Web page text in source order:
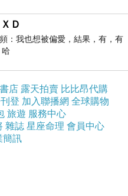
群體和諧，防止人際關係
「緩衝墊」，讓社會成員
明確的責任歸屬。這種傾
關：在群體之中，維繫和
一方面，它確實減少了衝
，卻可能導致責任不清，
以「事情發生」來表述，
任意識亦可能被削弱。這
Ｄ
：我也想被偏愛，結果，有，有
書店 露天拍賣 比比昂代購
登 加入聯播網 全球購物
旅遊 服務中心
雜誌 星座命理 會員中心
簡訊